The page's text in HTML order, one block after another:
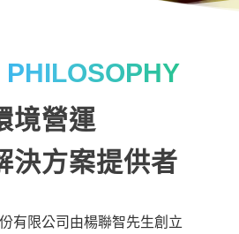
境營運
決方案提供者
有限公司由楊聯智先生創立